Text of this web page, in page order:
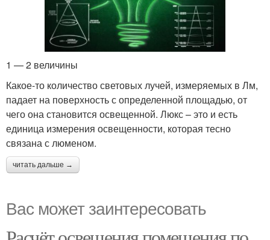
1 — 2 величины
Какое-то количество световых лучей, измеряемых в Лм,
падает на поверхность с определенной площадью, от
чего она становится освещенной. Люкс – это и есть
единица измерения освещенности, которая тесно
связана с люменом.
читать дальше →
Вас может заинтересовать